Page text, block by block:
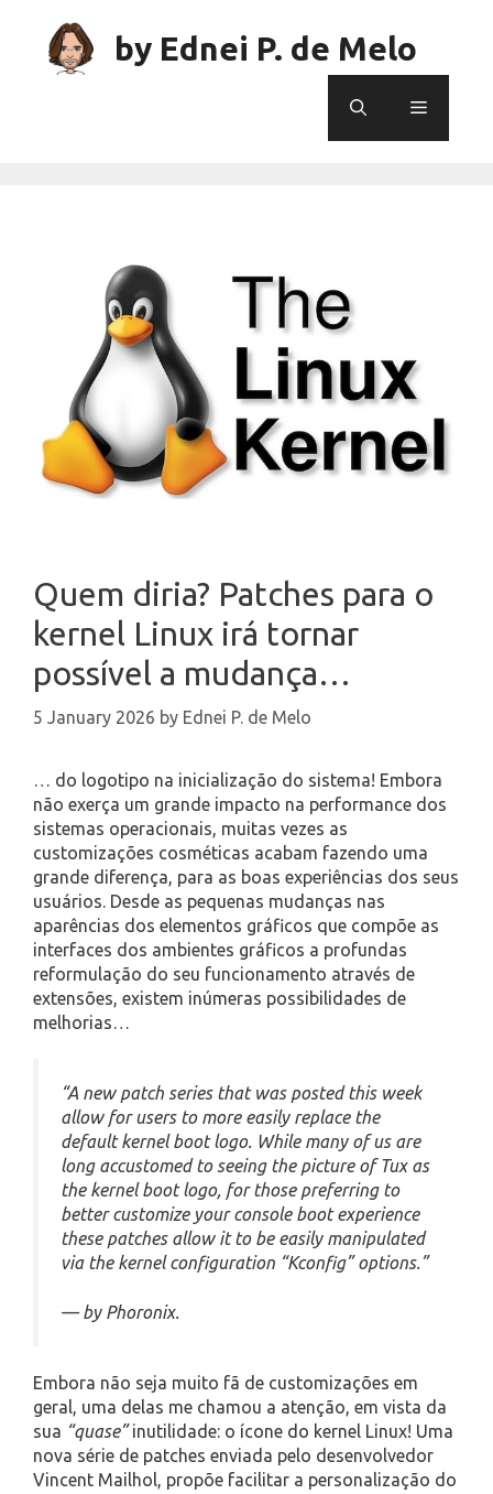
content
by Ednei P. de Melo
Menu
Quem diria? Patches para o
kernel Linux irá tornar
possível a mudança…
5 January 2026 by Ednei P. de Melo
… do logotipo na inicialização do sistema! Embora
não exerça um grande impacto na performance dos
sistemas operacionais, muitas vezes as
customizações cosméticas acabam fazendo uma
grande diferença, para as boas experiências dos seus
usuários. Desde as pequenas mudanças nas
aparências dos elementos gráficos que compõe as
interfaces dos ambientes gráficos a profundas
reformulação do seu funcionamento através de
extensões, existem inúmeras possibilidades de
melhorias…
“A new patch series that was posted this week
allow for users to more easily replace the
default kernel boot logo. While many of us are
long accustomed to seeing the picture of Tux as
the kernel boot logo, for those preferring to
better customize your console boot experience
these patches allow it to be easily manipulated
via the kernel configuration “Kconfig” options.”
— by Phoronix.
Embora não seja muito fã de customizações em
geral, uma delas me chamou a atenção, em vista da
sua “quase”inutilidade: o ícone do kernel Linux! Uma
nova série de patches enviada pelo desenvolvedor
Vincent Mailhol, propõe facilitar a personalização do